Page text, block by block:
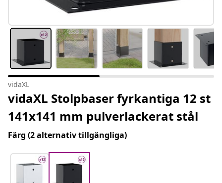
vidaXL
vidaXL Stolpbaser fyrkantiga 12 st
141x141 mm pulverlackerat stål
Färg (2 alternativ tillgängliga)